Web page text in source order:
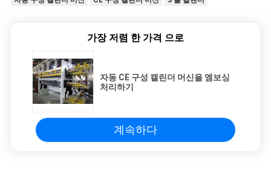
가장 저렴 한 가격 으로
자동 CE 구성 캘린더 머신을 엠보싱
처리하기
계속하다